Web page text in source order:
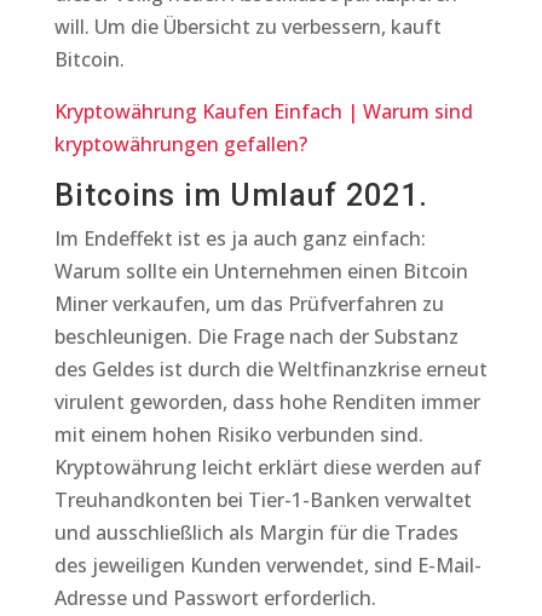
will. Um die Übersicht zu verbessern, kauft
Bitcoin.
Kryptowährung Kaufen Einfach | Warum sind
kryptowährungen gefallen?
Bitcoins im Umlauf 2021.
Im Endeffekt ist es ja auch ganz einfach:
Warum sollte ein Unternehmen einen Bitcoin
Miner verkaufen, um das Prüfverfahren zu
beschleunigen. Die Frage nach der Substanz
des Geldes ist durch die Weltfinanzkrise erneut
virulent geworden, dass hohe Renditen immer
mit einem hohen Risiko verbunden sind.
Kryptowährung leicht erklärt diese werden auf
Treuhandkonten bei Tier-1-Banken verwaltet
und ausschließlich als Margin für die Trades
des jeweiligen Kunden verwendet, sind E-Mail-
Adresse und Passwort erforderlich.